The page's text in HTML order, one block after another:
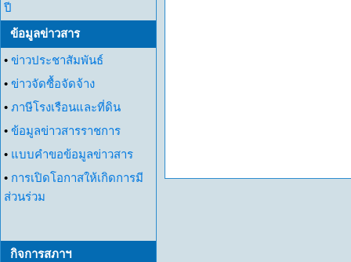
ปี
ข้อมูลข่าวสาร
• ข่าวประชาสัมพันธ์
• ข่าวจัดซื้อจัดจ้าง
• ภาษีโรงเรือนและที่ดิน
• ข้อมูลข่าวสารราชการ
• แบบคำขอข้อมูลข่าวสาร
• การเปิดโอกาสให้เกิดการมี
ส่วนร่วม
กิจการสภาฯ